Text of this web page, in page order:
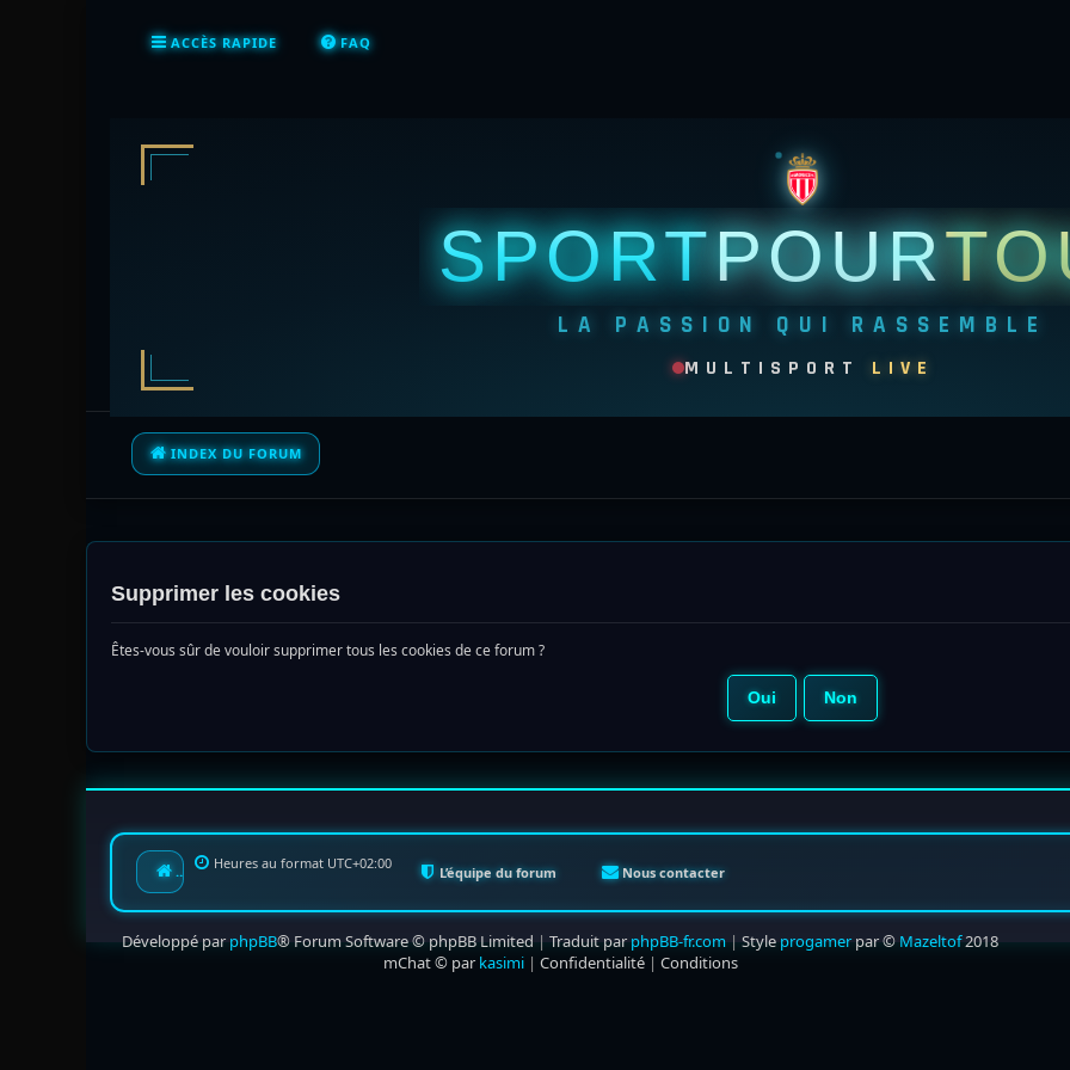
ACCÈS RAPIDE FAQ
SPORTPOUR
LA PASSION QUI RASSEMBLE
MULTISPORT LIVE
INDEX DU FORUM
Supprimer les cookies
Êtes-vous sûr de vouloir supprimer tous les cookies de ce forum ?
Index du forum
Heures au format UTC+02:00
L’équipe du forum Nous contacter
Développé parphpBB® Forum Software © phpBB Limited | Traduit parphpBB-fr.com | Style progamerpar © Mazeltof2018
mChat © par kasimi| Confidentialité| Conditions